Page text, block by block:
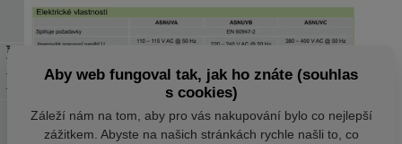
Aby web fungoval tak, jak ho znáte (souhlas
s cookies)
Záleží nám na tom, aby pro vás nakupování bylo co nejlepší
zážitkem. Abyste na našich stránkách rychle našli to, co